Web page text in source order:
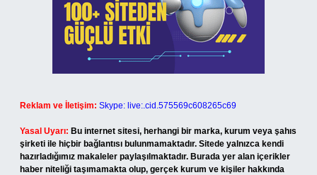
Reklam ve İletişim: Skype: live:.cid.575569c608265c69
Yasal Uyarı: Bu internet sitesi, herhangi bir marka, kurum veya şahıs
şirketi ile hiçbir bağlantısı bulunmamaktadır. Sitede yalnızca kendi
hazırladığımız makaleler paylaşılmaktadır. Burada yer alan içerikler
haber niteliği taşımamakta olup, gerçek kurum ve kişiler hakkında